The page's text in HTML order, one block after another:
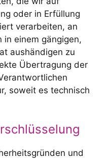
oder in Erfüllung
verarbeiten, an
in einem gängigen,
aushändigen zu
Übertragung der
soweit es technisch
und